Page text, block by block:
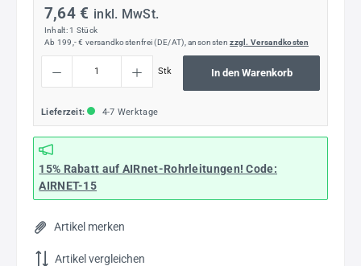
7,64 € inkl. MwSt.
Inhalt: 1 Stück
Ab 199,- € versandkostenfrei (DE/AT), ansonstenzzgl. Versandkosten
Stk In den Warenkorb
Lieferzeit: 4-7 Werktage
15% Rabatt auf AIRnet-Rohrleitungen! Code:
AIRNET-15
Artikel merken
Artikel vergleichen